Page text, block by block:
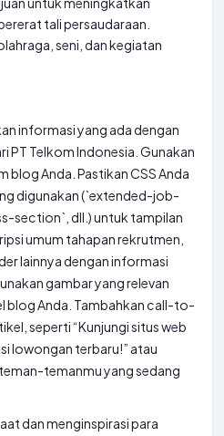
tali persaudaraan.
seni, dan kegiatan
informasi yang ada dengan
PT Telkom Indonesia. Gunakan
Anda. Pastikan CSS Anda
digunakan (`extended-job-
section`, dll.) untuk tampilan
umum tahapan rekrutmen,
lainnya dengan informasi
gambar yang relevan
blog Anda. Tambahkan call-to-
seperti “Kunjungi situs web
lowongan terbaru!” atau
temanmu yang sedang
dan menginspirasi para